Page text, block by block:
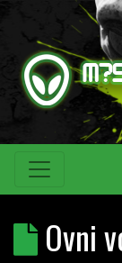
Ovni